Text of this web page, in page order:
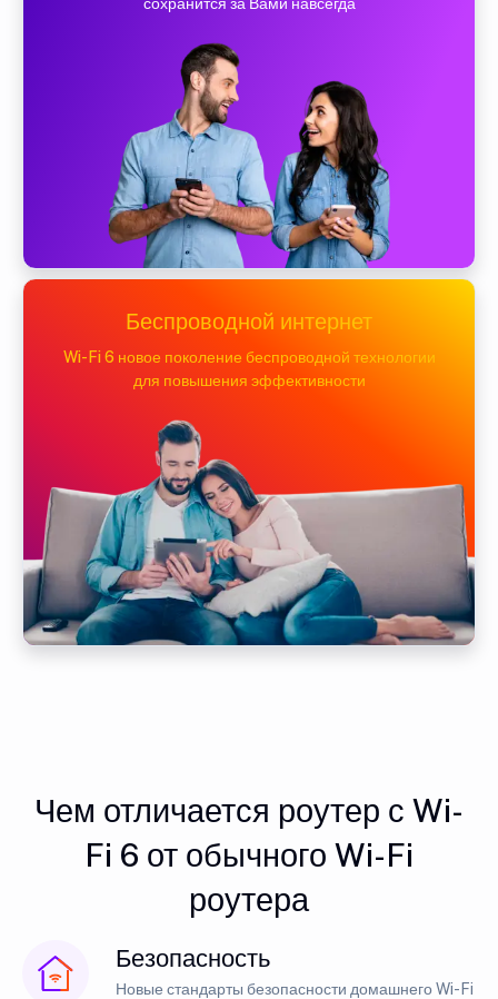
Беспроводной интернет
Wi-Fi 6 новое поколение беспроводной технологии
для повышения эффективности
Чем отличается роутер с Wi-
Fi 6 от обычного Wi-Fi
роутера
Безопасность
Новые стандарты безопасности домашнего Wi-Fi